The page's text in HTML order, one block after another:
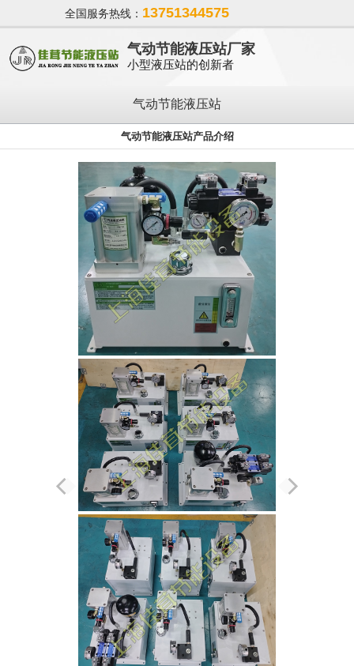
全国服务热线： 13751344575
气动节能液压站厂家
小型液压站的创新者
气动节能液压站
气动节能液压站产品介绍